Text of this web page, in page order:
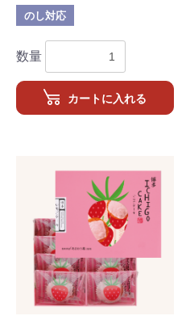
のし対応
数量
カートに入れる